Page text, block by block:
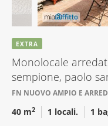
EXTRA
Monolocale
sempione, paolo
FN NUOVO AMPIO E
40 m2 1 locali.
1